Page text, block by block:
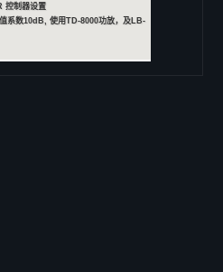
控制器设置
系数10dB, 使用TD-8000功放，及LB-